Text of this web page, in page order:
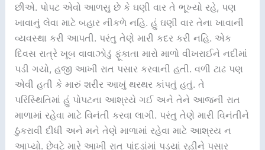
છીએ. પોપટ એવો આળસુ છે કે ઘણી વાર તે ભૂખ્યો રહે, પણ
ખાવાનું લેવા માટે બહાર નીકળે નહિ. હું ઘણી વાર તેના ખાવાની
વ્યવસ્થા કરી આપતી. પરંતુ તેણે મારી કદર કરી નહિ. એક
દિવસ રાત્રે ખૂબ વાવાઝોડું ફૂંકાતા મારો માળો વીખરાઈને નદીમાં
પડી ગયો, હજી આખી રાત પસાર કરવાની હતી. વળી ટાઢ પણ
એવી હતી કે મારું શરીર આખું થરથર કાંપતું હતું. તે
પરિસ્થિતિમાં હું પોપટના આશ્રયે ગઈ અને તેને આજની રાત
માળામાં રહેવા માટે વિનંતી કરવા લાગી. પરંતુ તેણે મારી વિનંતીને
ઠુંકરાવી દીધી અને મને તેણે માળામાં રહેવા માટે આશ્રય ન
આપ્યો. છેવટે મારે આખી રાત પાંદડાંમાં પડ્યાં રહીને પસાર